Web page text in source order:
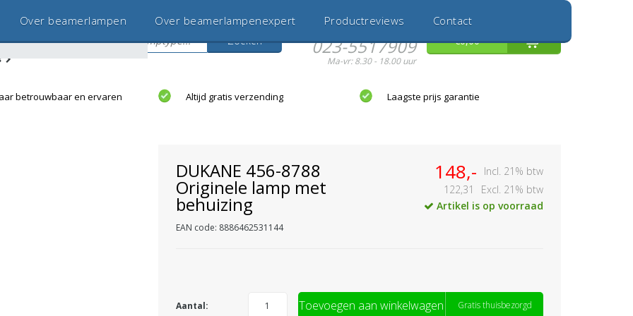
Inloggen
Zoeken
Hulp nodig?
023-5517909
Ma-vr: 8.30 - 18.00 uur
€0,00
Over beamerlampen Over beamerlampenexpert Productreviews Contact
betrouwbaar en ervaren Altijd gratis verzending Laagste prijs garantie
Deskundige
DUKANE 456-8788
Originele lamp met
behuizing
EAN code: 8886462531144
148,-
Incl. 21% btw
122,31
Excl. 21% btw
Artikel is op voorraad
Aantal: Toevoegen aan winkelwagen Gratis thuisbezorgd